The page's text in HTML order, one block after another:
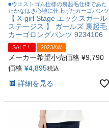
■ウエストゴム仕様の裏起毛仕様であた
たかなはき心地に仕上げたカーゴパンツ
【 X-girl Stage エックスガール
ステージス 】 ガールズ 裏起毛
カーゴロングパンツ 9234106
SALE！ 2023AW
メーカー希望小売価格 ¥9,790
価格 ¥4,895税込
詳細を見る